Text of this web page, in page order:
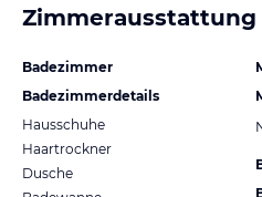
Zimmerausstattung
Badezimmer
Badezimmerdetails
Hausschuhe
Haartrockner
Dusche